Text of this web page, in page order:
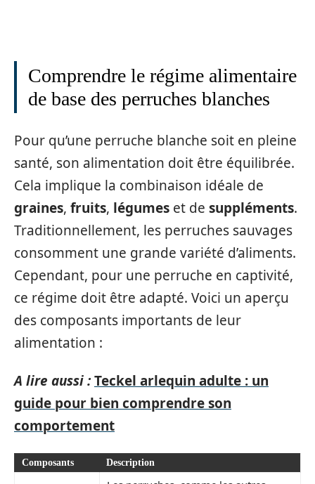
Comprendre le régime alimentaire
de base des perruches blanches
Pour qu’une perruche blanche soit en pleine
santé, son alimentation doit être équilibrée.
Cela implique la combinaison idéale de
graines, fruits, légumes et de suppléments.
Traditionnellement, les perruches sauvages
consomment une grande variété d’aliments.
Cependant, pour une perruche en captivité,
ce régime doit être adapté. Voici un aperçu
des composants importants de leur
alimentation :
A lire aussi :Teckel arlequin adulte : un
guide pour bien comprendre son
comportement
Composants Description